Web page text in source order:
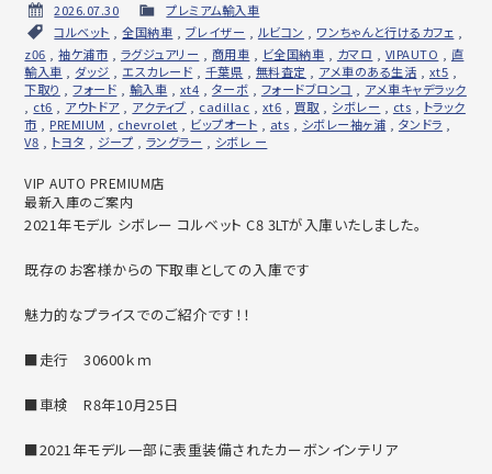
2026.07.30
プレミアム輸入車
コルベット ,全国納車 , ブレイザー , ルビコン , ワンちゃんと行けるカフェ ,
z06 ,袖ケ浦市 , ラグジュアリー , 商用車 , ビ全国納車 , カマロ , VIPAUTO , 直
輸入車 , ダッジ , エスカレード , 千葉県 , 無料査定 , アメ車のある生活 , xt5 ,
下取り ,フォード , 輸入車 , xt4 , ターボ , フォードブロンコ , アメ車キャデラック
, ct6 , アウトドア, アクティブ , cadillac , xt6 , 買取 , シボレー , cts , トラック
市 , PREMIUM , chevrolet , ビップオート , ats , シボレー袖ヶ浦 , タンドラ ,
V8 , トヨタ , ジープ , ラングラー , シボレ ー
VIP AUTO PREMIUM店
最新入庫のご案内
2021年モデル シボレー コルベット C8 3LTが入庫いたしました。
既存のお客様からの下取車としての入庫です
魅力的なプライスでのご紹介です！！
■走行 30600ｋｍ
■車検 R8年10月25日
■2021年モデル一部に表重装備されたカーボンインテリア